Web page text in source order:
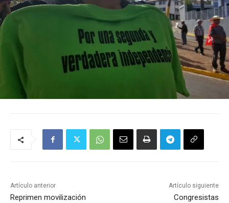
Artículo anterior
Reprimen movilización
Artículo siguiente
Congresistas